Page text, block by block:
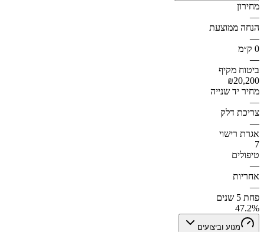
מחירון
—
הנחה ממוצעת
—
0 ק״מ
—
ביטוח מקיף
₪20,200
מחיר יד שנייה
—
צריכת דלק
—
אגרת רישוי
7
טיפולים
—
אחריות
—
פחת 5 שנים
47.2%
מנוע וביצועים